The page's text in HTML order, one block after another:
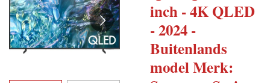
inch - 4K QLED
- 2024 -
Buitenlands
model Merk: